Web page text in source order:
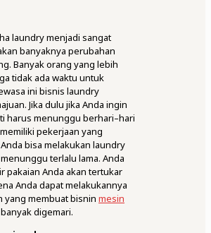
laundry menjadi sangat
banyaknya perubahan
Banyak orang yang lebih
tidak ada waktu untuk
ini bisnis laundry
Jika dulu jika Anda ingin
harus menunggu berhari–hari
pekerjaan yang
bisa melakukan laundry
terlalu lama. Anda
pakaian Anda akan tertukar
Anda dapat melakukannya
yang membuat bisnin mesin
banyak digemari.